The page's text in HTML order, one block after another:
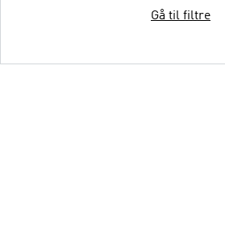
Gå til filtre